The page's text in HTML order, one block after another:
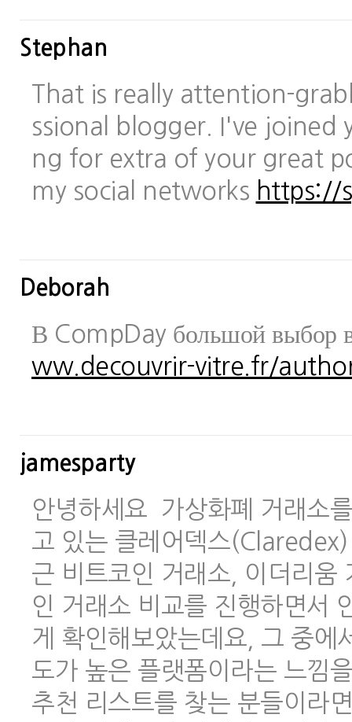
Stephan
That is really attention-
ssional blogger. I've joined
ng for extra of your great
my social networks https://
Deborah
В CompDay большой выбор
ww.decouvrir-vitre.fr/
jamesparty
안녕하세요 가상화폐 거래소
고 있는 클레어덱스
근 비트코인 거래소, 이더리움
인 거래소 비교를 진행하면서
게 확인해보았는데요, 그 중에
도가 높은 플랫폼이라는 느낌
추천 리스트를 찾는 분들이라